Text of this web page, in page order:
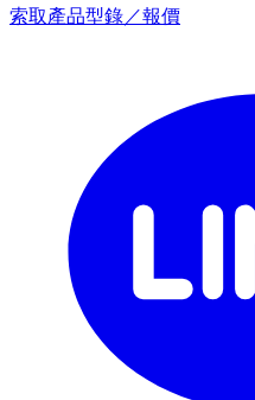
索取產品型錄／報價